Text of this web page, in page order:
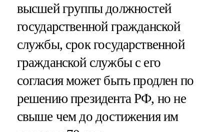
высшей группы должностей
государственной гражданской
службы, срок государственной
гражданской службы с его
согласия может быть продлен по
решению президента РФ, но не
свыше чем до достижения им